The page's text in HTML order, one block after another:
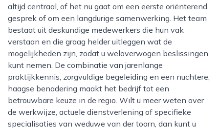
altijd centraal, of het nu gaat om een eerste oriënterend
gesprek of om een langdurige samenwerking. Het team
bestaat uit deskundige medewerkers die hun vak
verstaan en die graag helder uitleggen wat de
mogelijkheden zijn, zodat u weloverwogen beslissingen
kunt nemen. De combinatie van jarenlange
praktijkkennis, zorgvuldige begeleiding en een nuchtere,
haagse benadering maakt het bedrijf tot een
betrouwbare keuze in de regio. Wilt u meer weten over
de werkwijze, actuele dienstverlening of specifieke
specialisaties van weduwe van der toorn, dan kunt u